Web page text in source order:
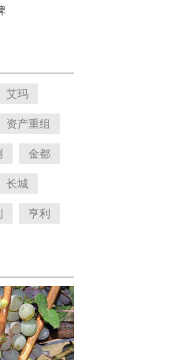
艾玛
资产重组
金都
长城
亨利